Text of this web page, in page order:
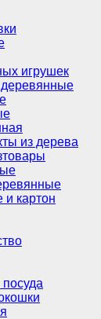
игрушек
из дерева
и картон